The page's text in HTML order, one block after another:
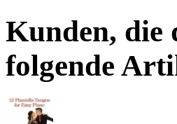
Kunden, die
folgende